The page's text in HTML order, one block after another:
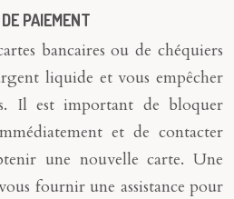
PAIEMENT
bancaires ou de chéquiers
liquide et vous empêcher
Il est important de bloquer
et de contacter
une nouvelle carte. Une
fournir une assistance pour